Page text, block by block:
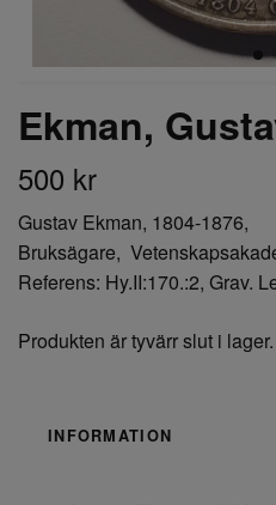
Ekman,
500 kr
Gustav Ekman, 1804-1876,
Bruksägare,
Referens: Hy.II:170.:2, Grav.
Produkten är tyvärr slut i
INFORMATION